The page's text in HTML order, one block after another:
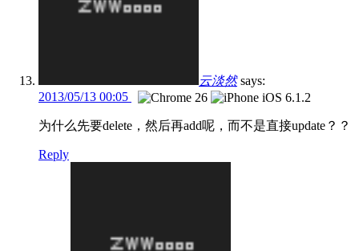
云淡然 says:
2013/05/13 00:05
为什么先要delete，然后再add呢，而不是直接update？？
Reply